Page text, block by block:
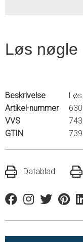
Løs nøgle
Beskrivelse
Artikel-nummer
VVS
GTIN
Datablad
FacebookInstagram
Twitter